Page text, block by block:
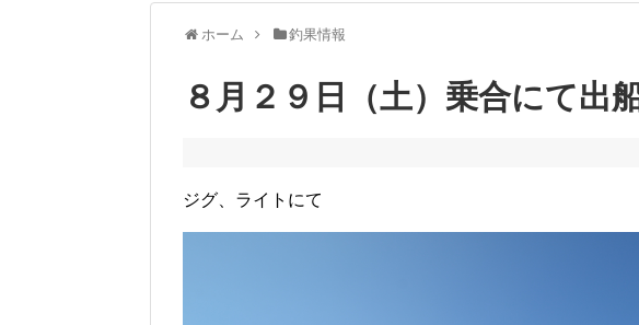
ホーム 釣果情報
８月２９日（土）乗合にて出
ジグ、ライトにて